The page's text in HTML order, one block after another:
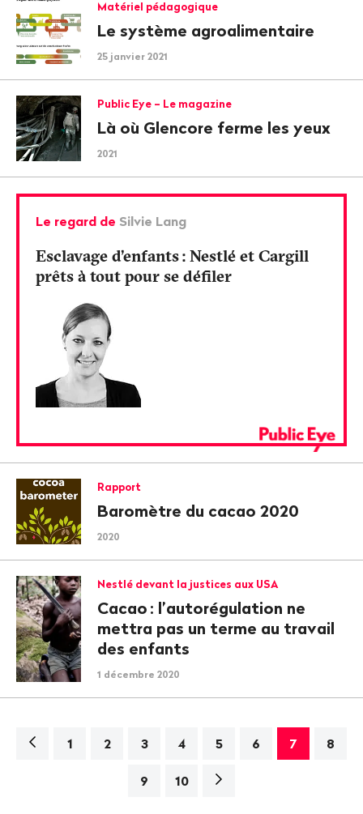
Matériel pédagogique
Le système agroalimentaire
25 janvier 2021
Public Eye – Le magazine
Là où Glencore ferme les yeux
2021
Le regard de Silvie Lang
Esclavage d’enfants: Nestlé et Cargill
prêts à tout pour se défiler
Rapport
Baromètre du cacao 2020
2020
Nestlé devant la justices aux USA
Cacao : l’autorégulation ne
mettra pas un terme au travail
des enfants
1 décembre 2020
Navigation
1 2 3 4 5 6 7 8
9 10
Page